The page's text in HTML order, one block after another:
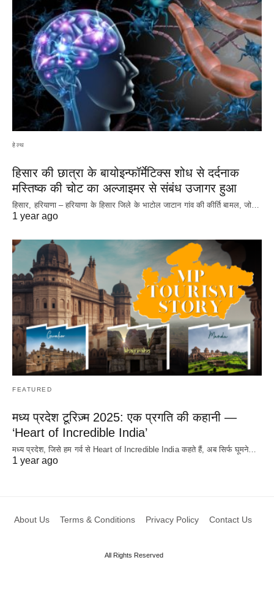
हेल्थ
हिसार की छात्रा के बायोइन्फॉर्मेटिक्स शोध से दर्दनाक
मस्तिष्क की चोट का अल्जाइमर से संबंध उजागर हुआ
हिसार, हरियाणा – हरियाणा के हिसार जिले के भाटोल जाटान गांव की कीर्ति बामल, जो…
1 year ago
FEATURED
मध्य प्रदेश टूरिज़्म 2025: एक प्रगति की कहानी —
‘Heart of Incredible India’
मध्य प्रदेश, जिसे हम गर्व से Heart of Incredible India कहते हैं, अब सिर्फ घूमने…
1 year ago
About Us Terms & Conditions Privacy Policy Contact Us
All Rights Reserved